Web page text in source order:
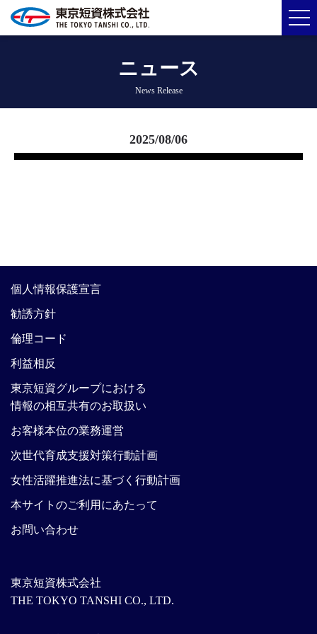
ニュース
News Release
2025/08/06
東京短資株式会社
THE TOKYO TANSHI CO., LTD.
個人情報保護宣言
勧誘方針
倫理コード
利益相反
東京短資グループにおける
情報の相互共有のお取扱い
お客様本位の業務運営
次世代育成支援対策行動計画
女性活躍推進法に基づく行動計画
本サイトのご利用にあたって
お問い合わせ